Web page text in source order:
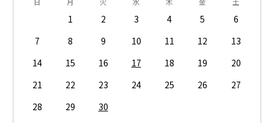
1 2 3 4 5
6
7
8 9 10 11 12
13
14
15 16 17 18 19
20
21
22 23 24 25 26
27
28
29 30